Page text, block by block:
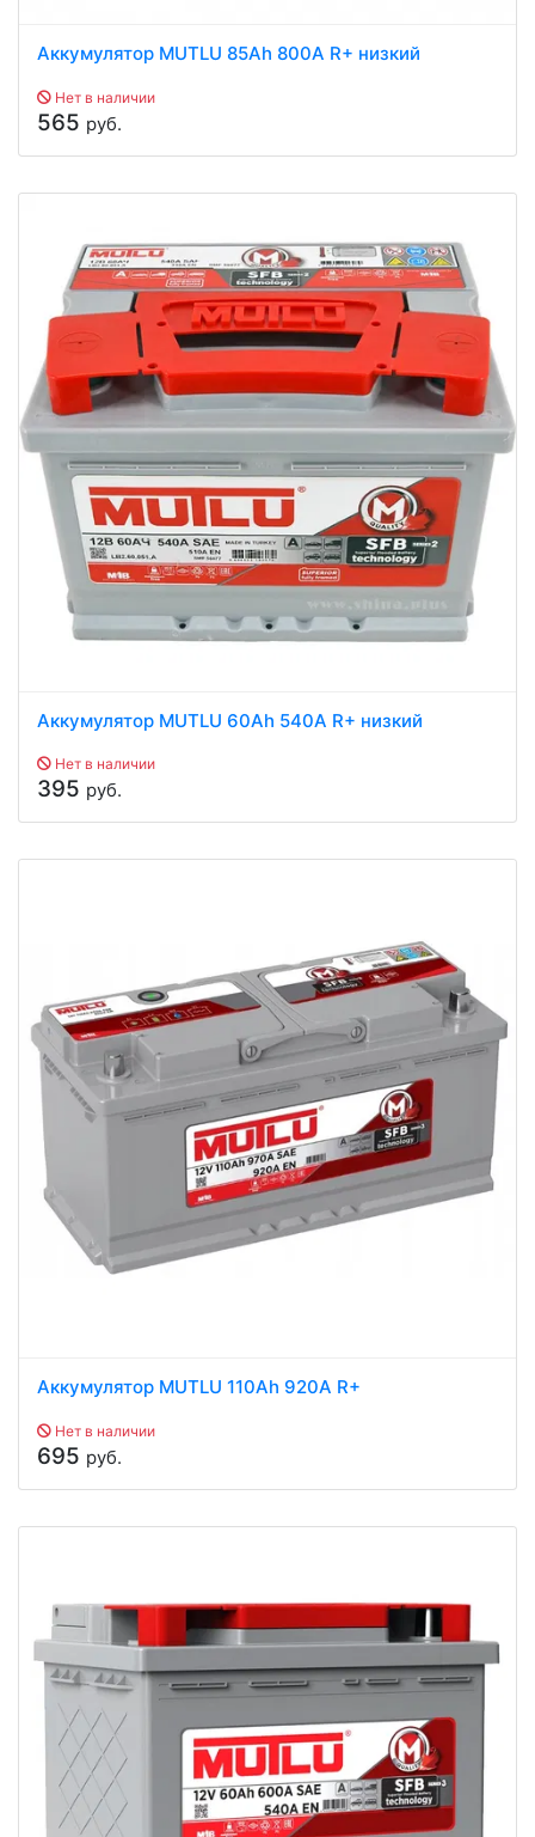
Аккумулятор MUTLU 85Ah 800A R+ низкий
Нет в наличии
565 руб.
Аккумулятор MUTLU 60Ah 540A R+ низкий
Нет в наличии
395 руб.
Аккумулятор MUTLU 110Ah 920A R+
Нет в наличии
695 руб.